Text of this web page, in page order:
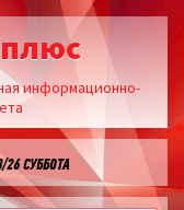
информационно-
26 СУББОТА